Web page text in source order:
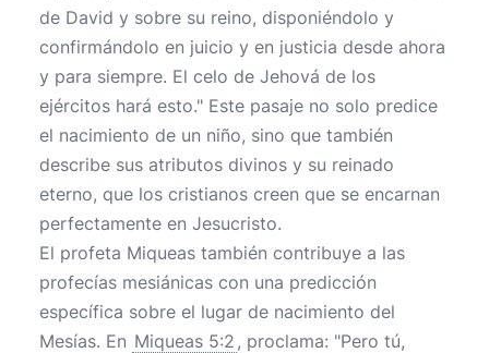
de David y sobre su reino, disponiéndolo y
confirmándolo en juicio y en justicia desde ahora
y para siempre. El celo de Jehová de los
ejércitos hará esto." Este pasaje no solo predice
el nacimiento de un niño, sino que también
describe sus atributos divinos y su reinado
eterno, que los cristianos creen que se encarnan
perfectamente en Jesucristo.
El profeta Miqueas también contribuye a las
profecías mesiánicas con una predicción
específica sobre el lugar de nacimiento del
Mesías. En Miqueas 5:2 , proclama: "Pero tú,